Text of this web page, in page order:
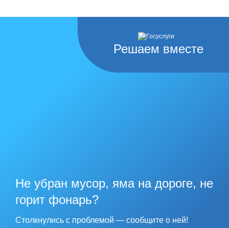
Решаем вместе
Не убран мусор, яма на дороге, не
горит фонарь?
Столкнулись с проблемой — сообщите о ней!